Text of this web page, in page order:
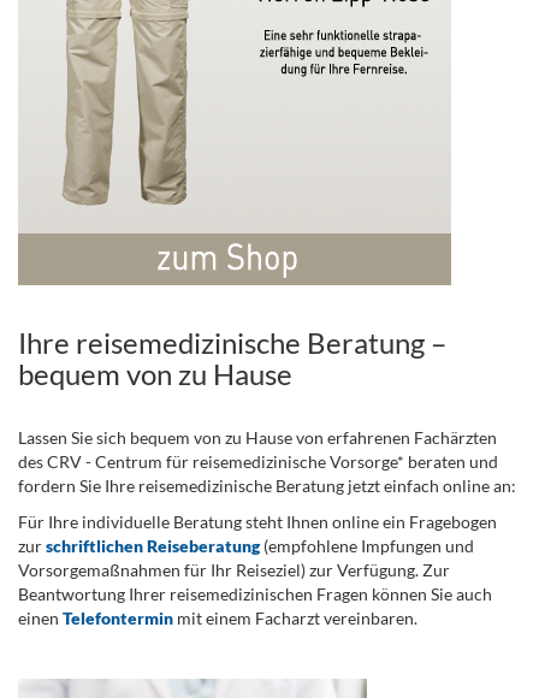
Ihre reisemedizinische Beratung –
bequem von zu Hause
Lassen Sie sich bequem von zu Hause von erfahrenen Fachärzten
des CRV - Centrum für reisemedizinische Vorsorge* beraten und
fordern Sie Ihre reisemedizinische Beratung jetzt einfach online an:
Für Ihre individuelle Beratung steht Ihnen online ein Fragebogen
zurschriftlichen Reiseberatung(empfohlene Impfungen und
Vorsorgemaßnahmen für Ihr Reiseziel) zur Verfügung. Zur
Beantwortung Ihrer reisemedizinischen Fragen können Sie auch
einen Telefontermin mit einem Facharzt vereinbaren.